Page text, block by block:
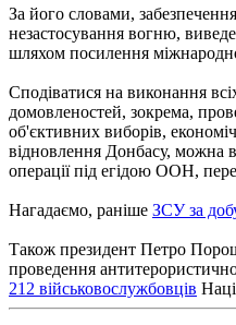
За його словами,
незастосування вогню,
шляхом посилення
Сподіватися на виконання
домовленостей, зокрема,
об'єктивних виборів,
відновлення Донбасу, можна
операції під егідою ООН,
Нагадаємо, раніше ЗСУ за
Також президент Петро
проведення
212 військовослужбовців